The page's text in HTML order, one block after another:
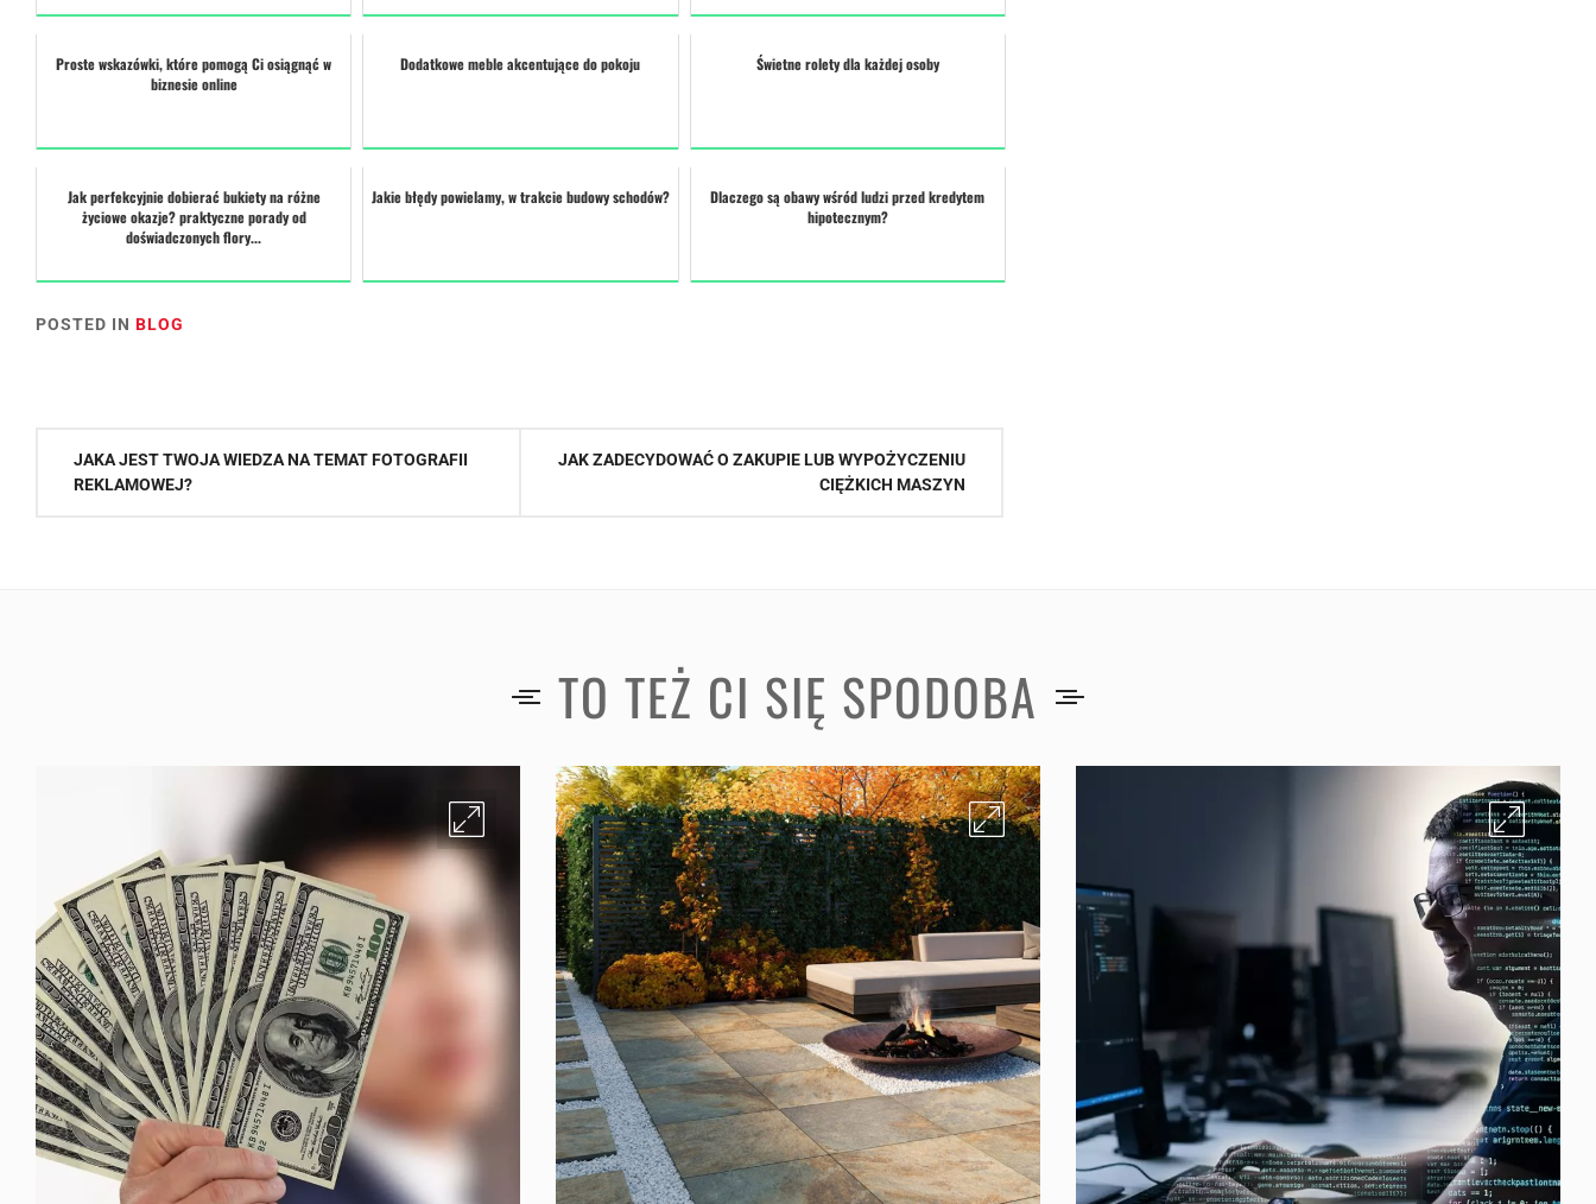
Proste wskazówki, które pomogą Ci osiągnąć w
biznesie online
Dodatkowe meble akcentujące do pokoju Świetne rolety dla każdej osoby
Jak perfekcyjnie dobierać bukiety na różne
życiowe okazje? praktyczne porady od
doświadczonych flory...
Jakie błędy powielamy, w trakcie budowy schodów?
Dlaczego są obawy wśród ludzi przed kredytem
hipotecznym?
POSTED IN BLOG
Nawigacja
wpisu
JAKA JEST TWOJA WIEDZA NA TEMAT FOTOGRAFII
REKLAMOWEJ?
JAK ZADECYDOWAĆ O ZAKUPIE LUB WYPOŻYCZENIU
CIĘŻKICH MASZYN
TO TEŻ CI SIĘ SPODOBA